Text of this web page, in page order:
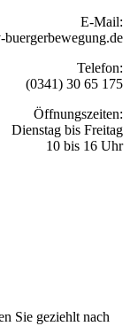
E-Mail:
Telefon:
(0341) 30 65 175
Öffnungszeiten:
Dienstag bis Freitag
10 bis 16 Uhr
Sie geziehlt nach